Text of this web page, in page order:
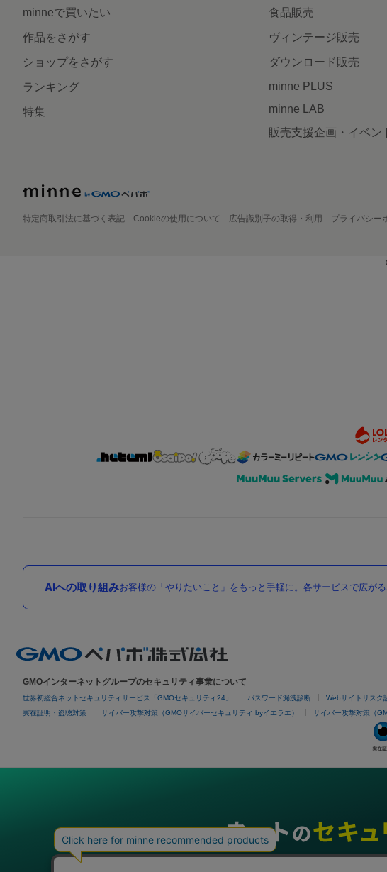
minneで買いたい
作品をさがす
ショップをさがす
ランキング
特集
食品販売
ヴィンテージ販売
ダウンロード販売
minne PLUS
minne LAB
販売支援企画・イベン
特定商取引法に基づく表記 Cookieの使用について 広告識別子の取得・利用 プライバシー
AIへの取り組みお客様の「やりたいこと」をもっと手軽に。各サービスで広が
GMOインターネットグループのセキュリティ事業について
世界初総合ネットセキュリティサービス「GMOセキュリティ24」 パスワード漏洩診断 Webサイトリスク
実在証明・盗聴対策 サイバー攻撃対策（GMOサイバーセキュリティ byイエラエ） サイバー攻撃対策（